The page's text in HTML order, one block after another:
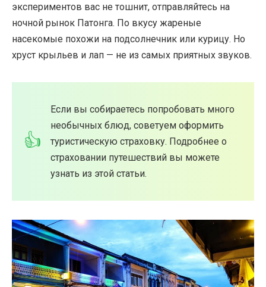
экспериментов вас не тошнит, отправляйтесь на
ночной рынок Патонга. По вкусу жареные
насекомые похожи на подсолнечник или курицу. Но
хруст крыльев и лап — не из самых приятных звуков.
Если вы собираетесь попробовать много
необычных блюд, советуем оформить
туристическую страховку. Подробнее о
страховании путешествий вы можете
узнать из этой статьи.